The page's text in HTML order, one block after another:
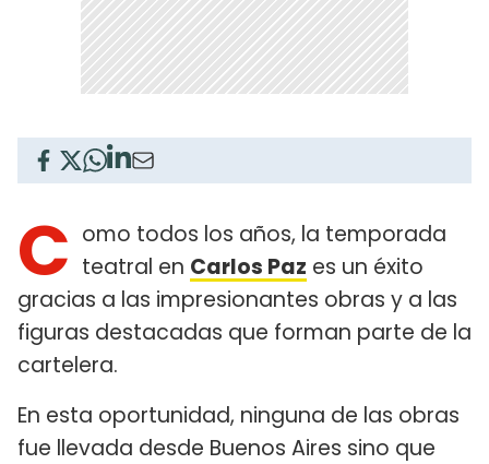
C omo todos los años, la temporada
teatral en Carlos Paz es un éxito
gracias a las impresionantes obras y a las
figuras destacadas que forman parte de la
cartelera.
En esta oportunidad, ninguna de las obras
fue llevada desde Buenos Aires sino que